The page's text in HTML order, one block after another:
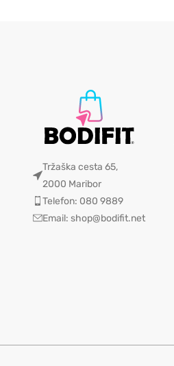
Tržaška cesta 65,
2000 Maribor
Telefon: 080 9889
Email: shop@bodifit.net